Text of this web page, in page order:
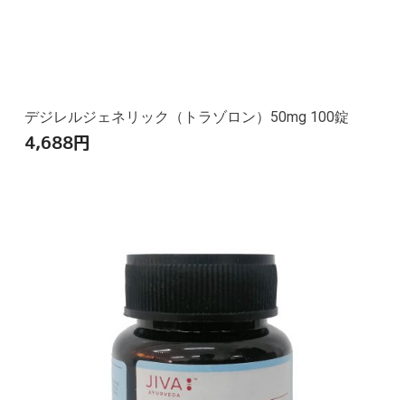
デジレルジェネリック（トラゾロン）50mg 100錠
4,688円